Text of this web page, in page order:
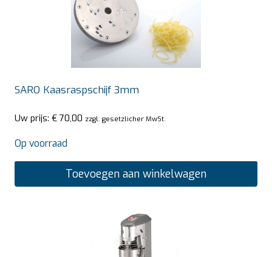
SARO Kaasraspschijf 3mm
Uw prijs: € 70,00 zzgl. gesetzlicher MwSt.
Op voorraad
Toevoegen aan winkelwagen